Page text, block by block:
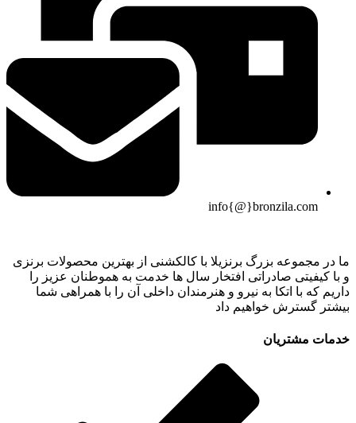
info{@}bronzila.com
ما در مجموعه بزرگ برنزیلا با کالکشنی از بهترین محصولات برنزی
و با کیفیتی صادراتی افتخار سال ها خدمت به هموطنان عزیز را
داریم که با اتکا به نیرو و هنرمندان داخلی آن را با همراهی شما
بیشتر گسترش خواهیم داد
خدمات مشتریان